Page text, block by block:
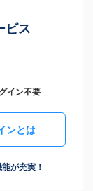
ビス
イン不要
ンとは
が充実！